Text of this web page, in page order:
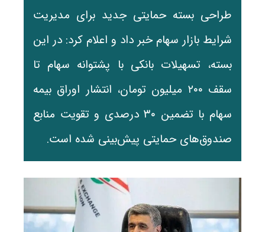
طراحی بسته حمایتی جدید برای مدیریت
شرایط بازار سهام خبر داد و اعلام کرد: در این
بسته، تسهیلات بانکی با پشتوانه سهام تا
سقف ۲۰۰ میلیون تومان، انتشار اوراق بیمه
سهام با تضمین ۳۰ درصدی و تقویت منابع
صندوق‌های حمایتی پیش‌بینی شده است.